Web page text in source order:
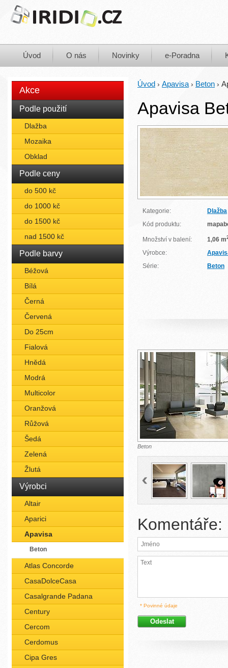
Úvod O nás Novinky e-Poradna
Akce
Podle použití
Dlažba
Mozaika
Obklad
Podle ceny
do 500 kč
do 1000 kč
do 1500 kč
nad 1500 kč
Podle barvy
Béžová
Bílá
Černá
Červená
Do 25cm
Fialová
Hnědá
Modrá
Multicolor
Oranžová
Růžová
Šedá
Zelená
Žlutá
Výrobci
Altair
Aparici
Apavisa
Beton
Atlas Concorde
CasaDolceCasa
Casalgrande Padana
Century
Cercom
Cerdomus
Cipa Gres
Úvod › Apavisa › Beton ›
Apavisa
Kategorie:
Dlažba
Kód produktu:
Množství v balení: 1,06 m
Výrobce:
Série:
Beton
Beton
Komentáře:
* Povinné údaje